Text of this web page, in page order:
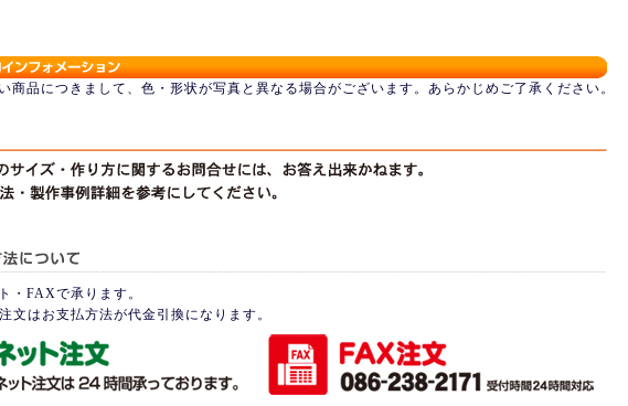
商品につきまして、色・形状が写真と異なる場合がございます。あらかじめご了承ください。
・FAXで承ります。
文はお支払方法が代金引換になります。